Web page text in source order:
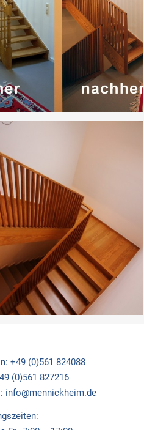
+49 (0)561 824088
(0)561 827216
info@mennickheim.de